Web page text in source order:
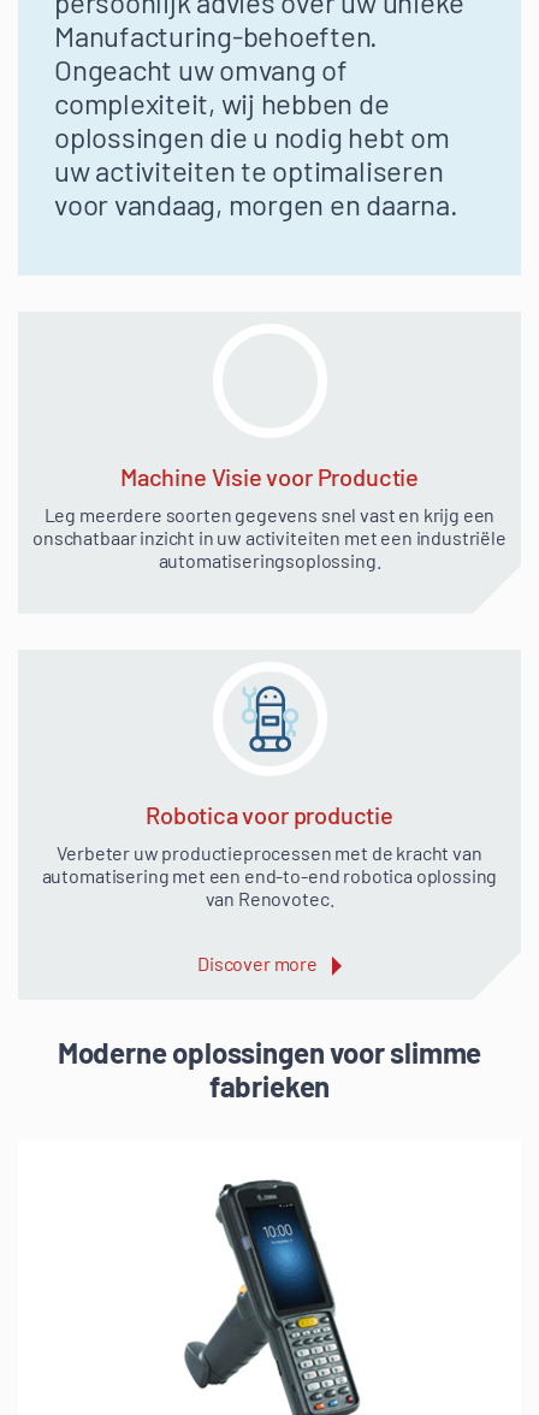
Manufacturing-behoeften.
Ongeacht uw omvang of
complexiteit, wij hebben de
oplossingen die u nodig hebt om
uw activiteiten te optimaliseren
voor vandaag, morgen en daarna.
Machine Visie voor Productie
Leg meerdere soorten gegevens snel vast en krijg een
onschatbaar inzicht in uw activiteiten met een industriële
automatiseringsoplossing.
Robotica voor productie
Verbeter uw productieprocessen met de kracht van
automatisering met een end-to-end robotica oplossing
van Renovotec.
Discover more
Moderne oplossingen voor slimme
fabrieken